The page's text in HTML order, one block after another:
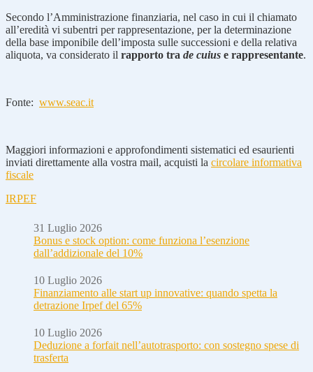
Secondo l’Amministrazione finanziaria, nel caso in cui il chiamato
all’eredità vi subentri per rappresentazione, per la determinazione
della base imponibile dell’imposta sulle successioni e della relativa
aliquota, va considerato il rapporto tra de cuius e rappresentante.
Fonte: www.seac.it
Maggiori informazioni e approfondimenti sistematici ed esaurienti
inviati direttamente alla vostra mail, acquisti la circolare informativa
fiscale
IRPEF
31 Luglio 2026
Bonus e stock option: come funziona l’esenzione
dall’addizionale del 10%
10 Luglio 2026
Finanziamento alle start up innovative: quando spetta la
detrazione Irpef del 65%
10 Luglio 2026
Deduzione a forfait nell’autotrasporto: con sostegno spese di
trasferta